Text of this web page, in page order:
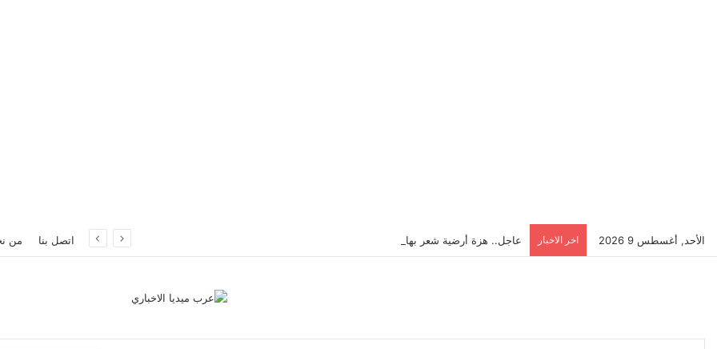
الأحد, أغسطس 9 2026 اخر الاخبار عاجل.. هزة أرضية شعر بها سكان إسطنبول اتصل بنا من